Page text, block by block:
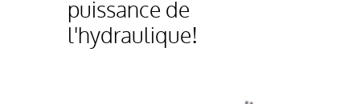
puissance de
l'hydraulique!